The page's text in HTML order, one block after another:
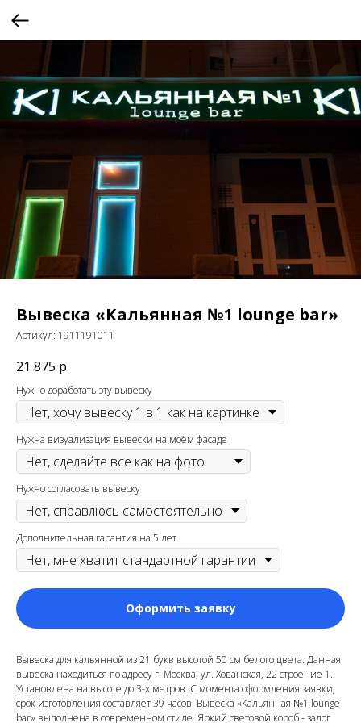
Вывеска «Кальянная №1 lounge bar»
Артикул: 1911191011
21 875 р.
Нужно доработать эту вывеску
Нужна визуализация вывески на моём фасаде
Нужно согласовать вывеску
Дополнительная гарантия на 5 лет
Оформить заявку
Вывеска для кальянной из 21 букв высотой 50 см белого цвета. Данная
вывеска находиться по адресу г. Москва, ул. Хованская, 22 строение 1.
Установлена на высоте до 3-х метров. С момента оформления заявки,
срок изготовления составляет 39 часов. Вывеска «Кальянная №1 lounge
bar» выполнена в современном стиле. Яркий световой короб - залог